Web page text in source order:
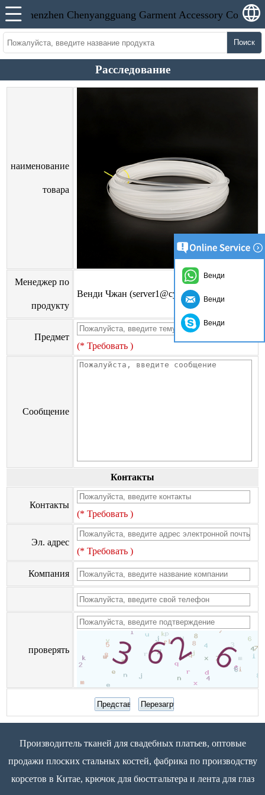
Поиск
Расследование
наименование
товара
Менеджер по
продукту
Венди Чжан (server1@cyangguang.cn)
Предмет
(* Требовать )
Сообщение
Контакты
Контакты
(* Требовать )
Эл. адрес
(* Требовать )
Компания
проверять
Производитель тканей для свадебных платьев, оптовые
продажи плоских стальных костей, фабрика по производству
корсетов в Китае, крючок для бюстгальтера и лента для глаз
Венди
Венди
Венди